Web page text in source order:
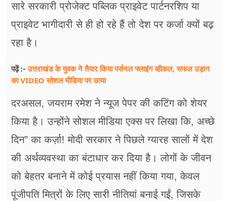
अन्य खबरें
सारे सरकारी प्रोजेक्ट पब्लिक प्राइवेट पार्टनरशिप या
प्राइवेट भागीदारी से ही हो रहे हैं तो देश पर कर्जा क्यों बढ़
रहा है।
पढ़ें :-उत्तराखंड के युवक ने तैयार किया पर्सनल फ्लाइंग व्हीकल, सफल उड़ान
का VIDEO सोशल मीडिया पर छाया
दरअसल, जयराम रमेश ने न्यूज पेपर की कटिंग को शेयर
किया है। उन्होंने सोशल मीडिया एक्स पर लिखा कि, अच्छे
दिन” का कर्ज़ा! मोदी सरकार ने पिछले ग्यारह सालों में देश
की अर्थव्यवस्था का बंटाधार कर दिया है। लोगों के जीवन
को बेहतर बनाने में कोई प्रयास नहीं किया गया, केवल
पूंजीपति मित्रों के लिए सारी नीतियां बनाई गईं, जिसके